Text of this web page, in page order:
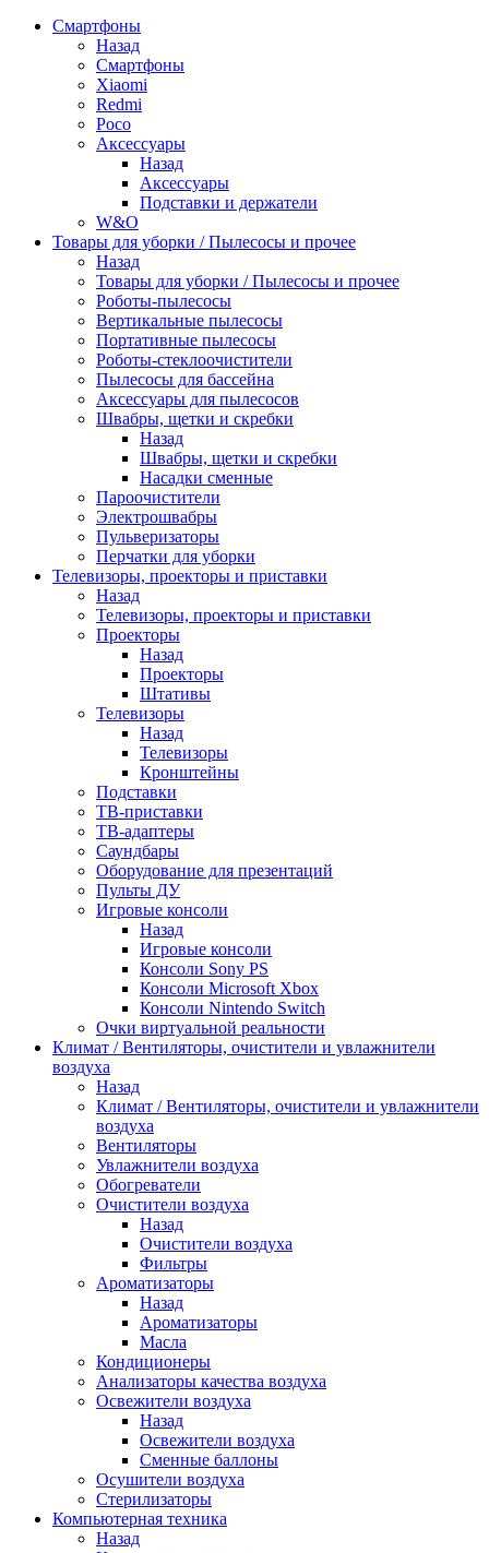
Смартфоны
Назад
Смартфоны
Xiaomi
Redmi
Poco
Аксессуары
Назад
Аксессуары
Подставки и держатели
W&O
Товары для уборки / Пылесосы и прочее
Назад
Товары для уборки / Пылесосы и прочее
Роботы-пылесосы
Вертикальные пылесосы
Портативные пылесосы
Роботы-стеклоочистители
Пылесосы для бассейна
Аксессуары для пылесосов
Швабры, щетки и скребки
Назад
Швабры, щетки и скребки
Насадки сменные
Пароочистители
Электрошвабры
Пульверизаторы
Перчатки для уборки
Телевизоры, проекторы и приставки
Назад
Телевизоры, проекторы и приставки
Проекторы
Назад
Проекторы
Штативы
Телевизоры
Назад
Телевизоры
Кронштейны
Подставки
ТВ-приставки
ТВ-адаптеры
Саундбары
Оборудование для презентаций
Пульты ДУ
Игровые консоли
Назад
Игровые консоли
Консоли Sony PS
Консоли Microsoft Xbox
Консоли Nintendo Switch
Очки виртуальной реальности
Климат / Вентиляторы, очистители и увлажнители
воздуха
Назад
Климат / Вентиляторы, очистители и увлажнители
воздуха
Вентиляторы
Увлажнители воздуха
Обогреватели
Очистители воздуха
Назад
Очистители воздуха
Фильтры
Ароматизаторы
Назад
Ароматизаторы
Масла
Кондиционеры
Анализаторы качества воздуха
Освежители воздуха
Назад
Освежители воздуха
Сменные баллоны
Осушители воздуха
Стерилизаторы
Компьютерная техника
Назад